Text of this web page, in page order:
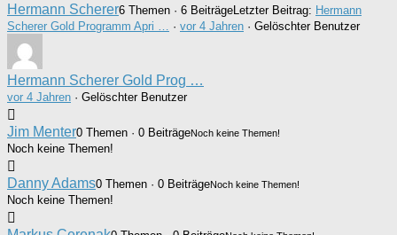
Hermann Scherer6 Themen · 6 BeiträgeLetzter Beitrag: Hermann
Scherer Gold Programm Apri …
· vor 4 Jahren · Gelöschter Benutzer
Hermann Scherer Gold Prog …
vor 4 Jahren · Gelöschter Benutzer
Jim Menter0 Themen · 0 BeiträgeNoch keine Themen!
Noch keine Themen!
Danny Adams0 Themen · 0 BeiträgeNoch keine Themen!
Noch keine Themen!